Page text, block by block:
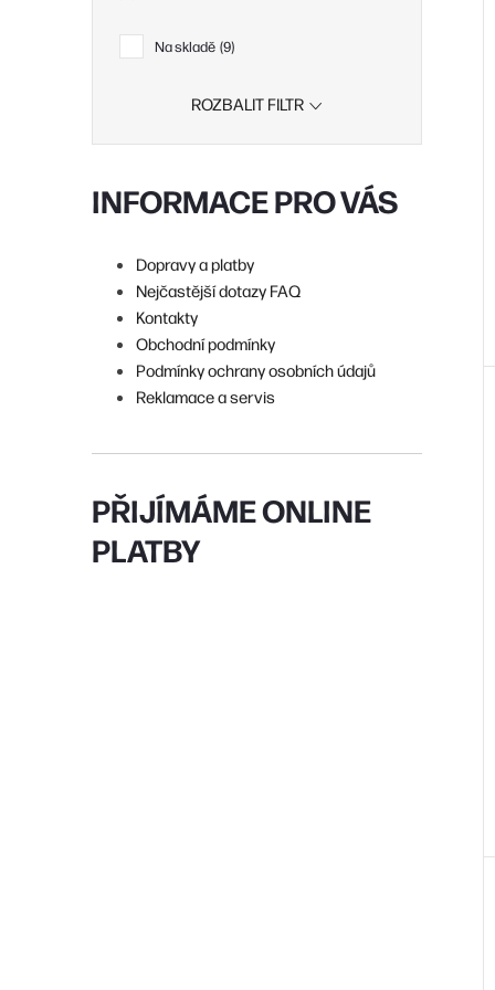
Na skladě 9
ROZBALIT FILTR
INFORMACE PRO VÁS
Dopravy a platby
Nejčastější dotazy FAQ
Kontakty
Obchodní podmínky
Podmínky ochrany osobních údajů
Reklamace a servis
PŘIJÍMÁME ONLINE
PLATBY